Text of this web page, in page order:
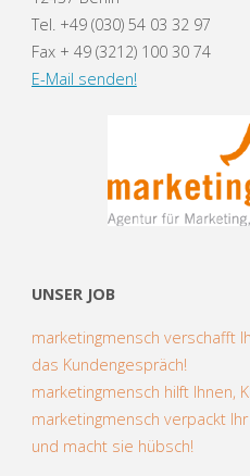
Tel. +49 (030) 54 03 32 97
Fax + 49 (3212) 100 30 74
E-Mail senden!
UNSER JOB
marketingmensch verschafft
das Kundengespräch!
marketingmensch hilft Ihnen,
marketingmensch verpackt
und macht sie hübsch!